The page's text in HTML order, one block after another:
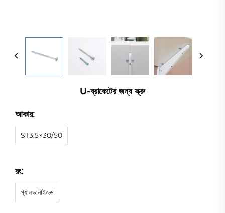
U-ব্রাকেটের জন্য স্ক্রু
আকার:
ST3.5×30/50
রং:
গ্যালভানাইজড